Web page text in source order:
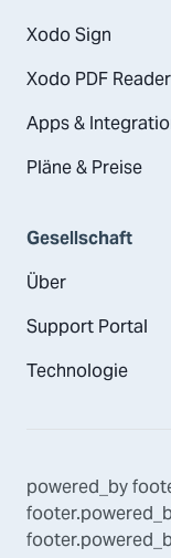
Xodo Sign
Xodo PDF Reader
Apps &
Pläne & Preise
Gesellschaft
Über
Support Portal
Technologie
powered_by